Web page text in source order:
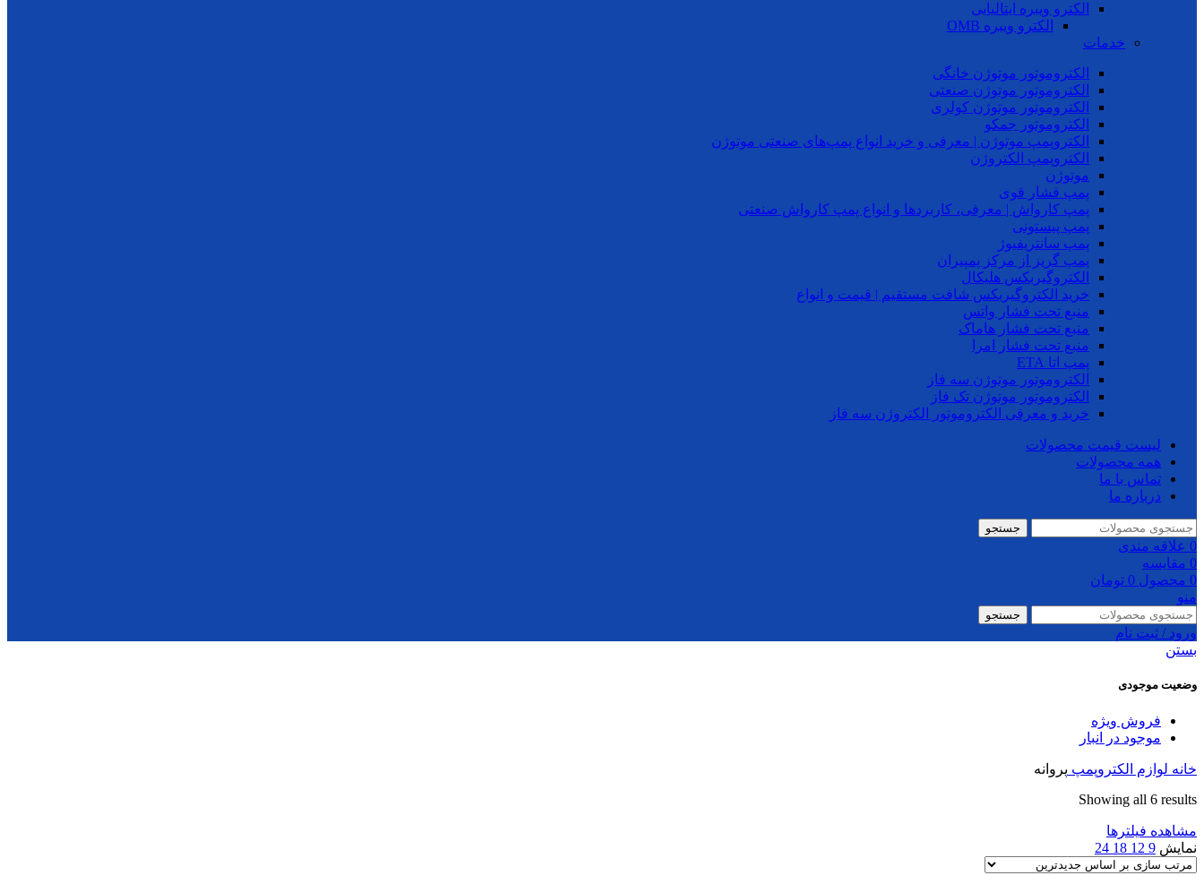
الکترو ویبره ایتالیایی
الکترو ویبره OMB
خدمات
الکتروموتور موتوژن خانگی
الکتروموتور موتوژن صنعتی
الکتروموتور موتوژن کولری
الکتروموتور جمکو
الکتروپمپ موتوژن | معرفی و خرید انواع پمپ‌های صنعتی موتوژن
الکتروپمپ الکتروژن
موتوژن
پمپ فشار قوی
پمپ کارواش | معرفی، کاربردها و انواع پمپ کارواش صنعتی
پمپ پیستونی
پمپ سانتریفیوژ
پمپ گریز از مرکز پمپیران
الکتروگیربکس هلیکال
خرید الکتروگیربکس شافت مستقیم | قیمت و انواع
منبع تحت فشار واتس
منبع تحت فشار هاماک
منبع تحت فشار امرا
پمپ اتا ETA
الکتروموتور موتوژن سه فاز
الکتروموتور موتوژن تک فاز
خرید و معرفی الکتروموتور الکتروژن سه فاز
لیست قیمت محصولات
همه محصولات
تماس با ما
درباره ما
جستجو
0 علاقه مندی
0 مقایسه
0 محصول 0 تومان
منو
جستجو
ورود / ثبت نام
بستن
وضعیت موجودی
فروش ویژه
موجود در انبار
خانه لوازم الکتروپمپ پروانه
Showing all 6 results
مشاهده فیلترها
نمایش 9
12
18
24